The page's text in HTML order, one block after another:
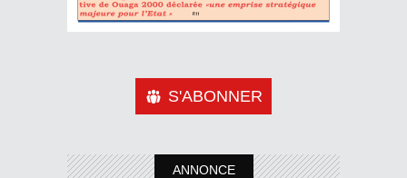
S'ABONNER
ANNONCE